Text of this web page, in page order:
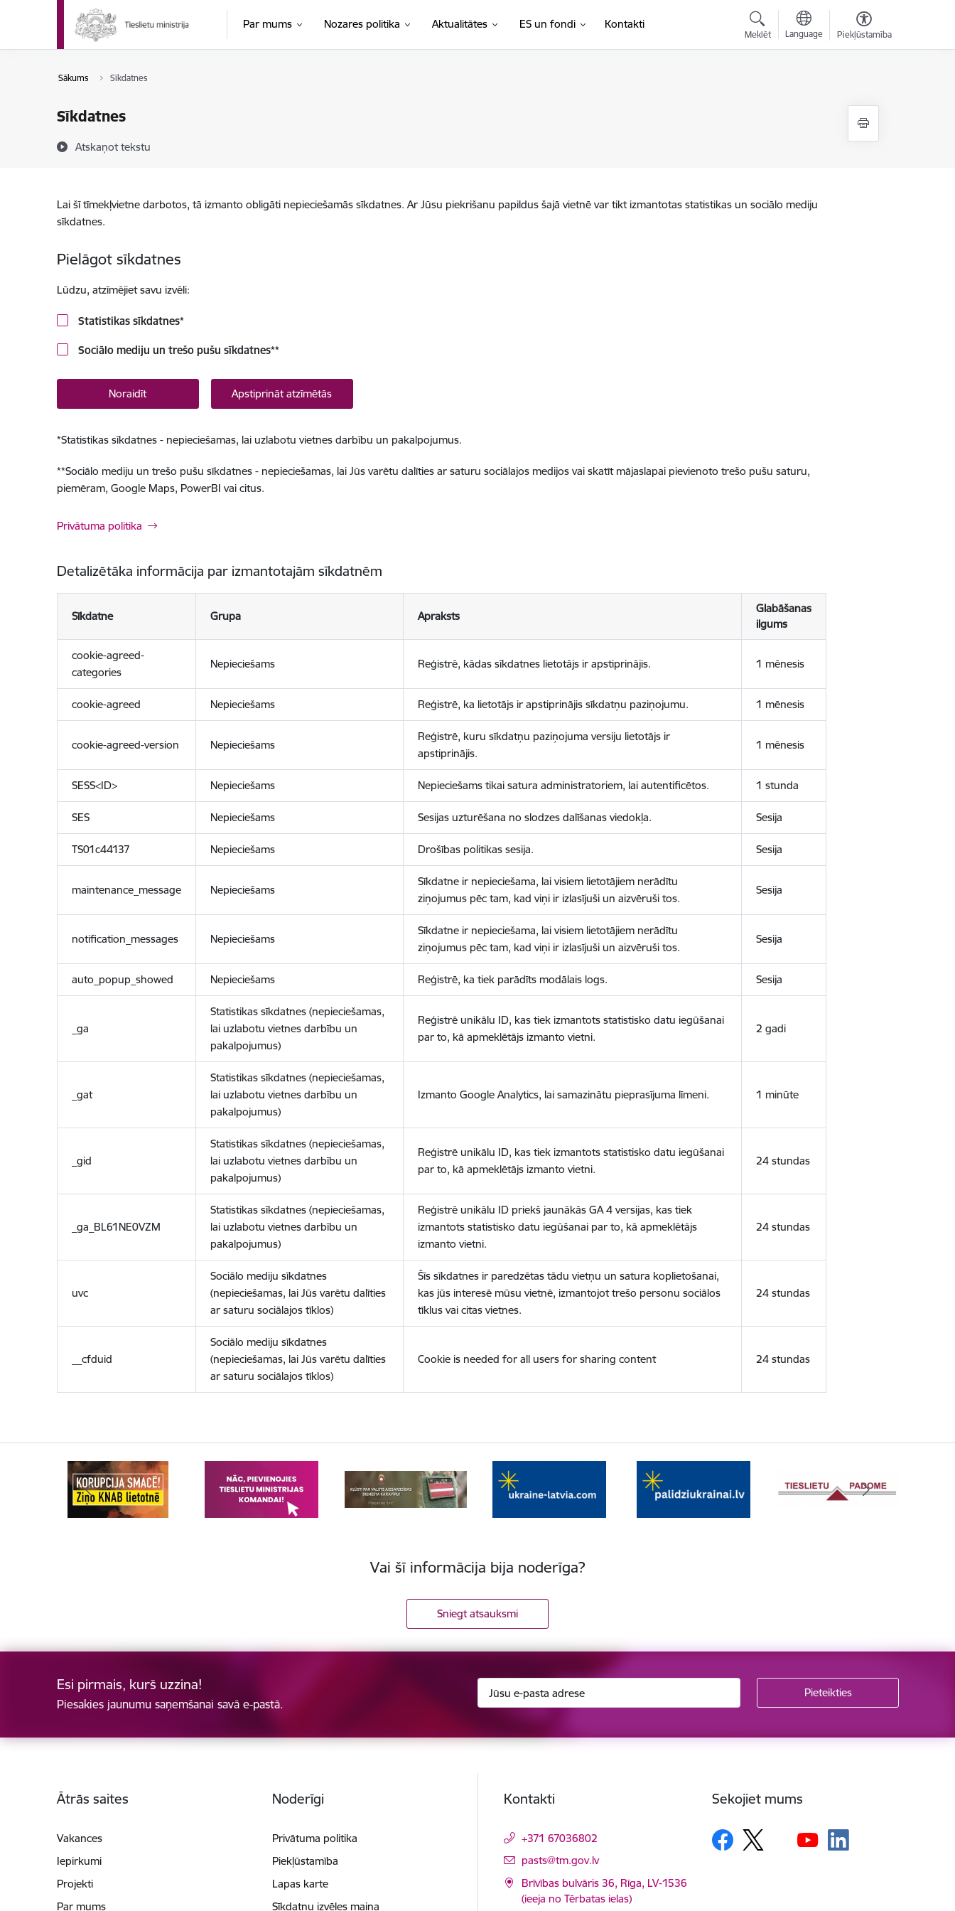
Pāriet uz lapas saturu
Par mums Nozares politika Aktualitātes ES un fondi Kontakti
Meklēt Language Piekļūstamība
Sākums Sīkdatnes
Sīkdatnes
Atskaņot tekstu
Lai šī tīmekļvietne darbotos, tā izmanto obligāti nepieciešamās sīkdatnes. Ar Jūsu piekrišanu papildus šajā vietnē var tikt izmantotas statistikas un sociālo mediju
sīkdatnes.
Pielāgot sīkdatnes
Lūdzu, atzīmējiet savu izvēli:
Statistikas sīkdatnes*
Sociālo mediju un trešo pušu sīkdatnes**
Noraidīt Apstiprināt atzīmētās
*Statistikas sīkdatnes - nepieciešamas, lai uzlabotu vietnes darbību un pakalpojumus.
**Sociālo mediju un trešo pušu sīkdatnes - nepieciešamas, lai Jūs varētu dalīties ar saturu sociālajos medijos vai skatīt mājaslapai pievienoto trešo pušu saturu,
piemēram, Google Maps, PowerBI vai citus.
Privātuma politika
Detalizētāka informācija par izmantotajām sīkdatnēm
Sīkdatne Grupa Apraksts
Glabāšanas
ilgums
cookie-agreed-
categories
Nepieciešams Reģistrē, kādas sīkdatnes lietotājs ir apstiprinājis. 1 mēnesis
cookie-agreed Nepieciešams Reģistrē, ka lietotājs ir apstiprinājis sīkdatņu paziņojumu. 1 mēnesis
cookie-agreed-version Nepieciešams
Reģistrē, kuru sīkdatņu paziņojuma versiju lietotājs ir
apstiprinājis.
1 mēnesis
SESS<ID> Nepieciešams Nepieciešams tikai satura administratoriem, lai autentificētos. 1 stunda
SES Nepieciešams Sesijas uzturēšana no slodzes dalīšanas viedokļa. Sesija
TS01c44137 Nepieciešams Drošības politikas sesija. Sesija
maintenance_message Nepieciešams
Sīkdatne ir nepieciešama, lai visiem lietotājiem nerādītu
ziņojumus pēc tam, kad viņi ir izlasījuši un aizvēruši tos.
Sesija
notification_messages Nepieciešams
Sīkdatne ir nepieciešama, lai visiem lietotājiem nerādītu
ziņojumus pēc tam, kad viņi ir izlasījuši un aizvēruši tos.
Sesija
auto_popup_showed Nepieciešams Reģistrē, ka tiek parādīts modālais logs. Sesija
_ga
Statistikas sīkdatnes (nepieciešamas,
lai uzlabotu vietnes darbību un
pakalpojumus)
Reģistrē unikālu ID, kas tiek izmantots statistisko datu iegūšanai
par to, kā apmeklētājs izmanto vietni.
2 gadi
_gat
Statistikas sīkdatnes (nepieciešamas,
lai uzlabotu vietnes darbību un
pakalpojumus)
Izmanto Google Analytics, lai samazinātu pieprasījuma līmeni. 1 minūte
_gid
Statistikas sīkdatnes (nepieciešamas,
lai uzlabotu vietnes darbību un
pakalpojumus)
Reģistrē unikālu ID, kas tiek izmantots statistisko datu iegūšanai
par to, kā apmeklētājs izmanto vietni.
24 stundas
_ga_BL61NE0VZM
Statistikas sīkdatnes (nepieciešamas,
lai uzlabotu vietnes darbību un
pakalpojumus)
Reģistrē unikālu ID priekš jaunākās GA 4 versijas, kas tiek
izmantots statistisko datu iegūšanai par to, kā apmeklētājs
izmanto vietni.
24 stundas
uvc
Sociālo mediju sīkdatnes
(nepieciešamas, lai Jūs varētu dalīties
ar saturu sociālajos tīklos)
Šīs sīkdatnes ir paredzētas tādu vietņu un satura koplietošanai,
kas jūs interesē mūsu vietnē, izmantojot trešo personu sociālos
tīklus vai citas vietnes.
24 stundas
__cfduid
Sociālo mediju sīkdatnes
(nepieciešamas, lai Jūs varētu dalīties
ar saturu sociālajos tīklos)
Cookie is needed for all users for sharing content 24 stundas
Vai šī informācija bija noderīga?
Sniegt atsauksmi
Esi pirmais, kurš uzzina!
Piesakies jaunumu saņemšanai savā e-pastā.
Ātrās saites
Vakances
Iepirkumi
Projekti
Par mums
Noderīgi
Privātuma politika
Piekļūstamība
Lapas karte
Sīkdatņu izvēles maiņa
Kontakti
+371 67036802
E-pasts:
pasts@tm.gov.lv
Brīvības bulvāris 36, Rīga, LV-1536
(ieeja no Tērbatas ielas)
Sekojiet mums